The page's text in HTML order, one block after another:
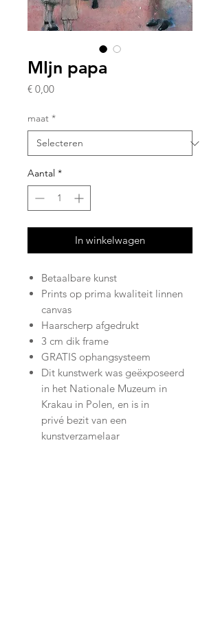
MIjn papa
€ 0,00Prijs
maat *
Aantal *
In winkelwagen
Betaalbare kunst
Prints op prima kwaliteit linnen
canvas
Haarscherp afgedrukt
3 cm dik frame
GRATIS ophangsysteem
Dit kunstwerk was geëxposeerd
in het Nationale Muzeum in
Krakau in Polen, en is in
privé bezit van een
kunstverzamelaar